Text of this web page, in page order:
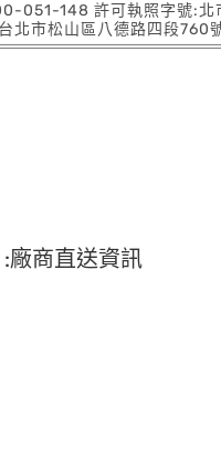
051-148 許可執照字號:北
北市松山區八德路四段
:廠商直送資訊